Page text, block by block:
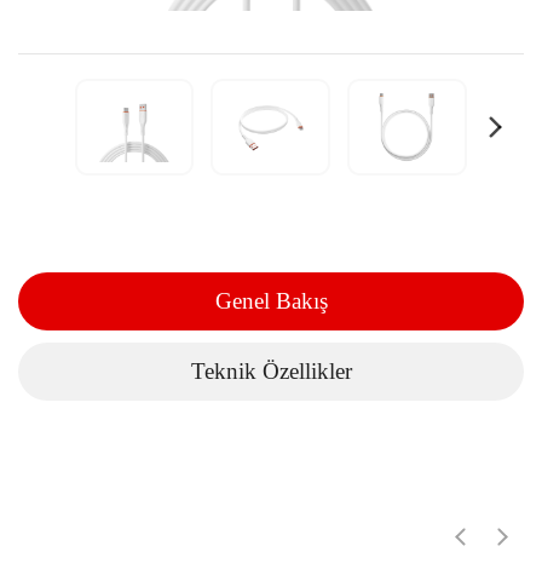
Genel Bakış
Teknik Özellikler